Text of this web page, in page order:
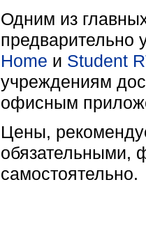
Одним из
предварительно
Home и Student
учреждениям
офисным
Цены,
обязательными,
самостоятельно.